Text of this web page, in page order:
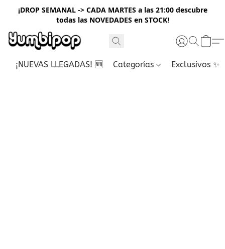
¡DROP SEMANAL -> CADA MARTES a las 21:00 descubre
todas las NOVEDADES en STOCK!
¡NUEVAS LLEGADAS! 🆕 Categorías Exclusivos ✨